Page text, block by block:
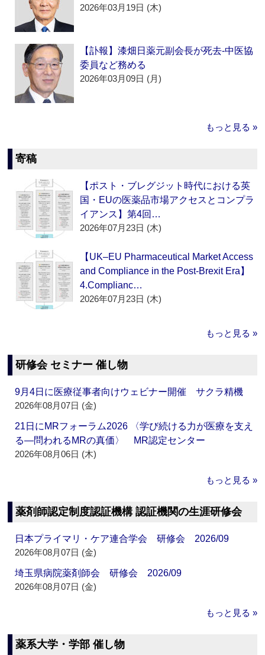
2026年03月19日 (木)
【訃報】漆畑日薬元副会長が死去‐中医協
委員など務める
2026年03月09日 (月)
もっと見る »
寄稿
【ポスト・ブレグジット時代における英
国・EUの医薬品市場アクセスとコンプラ
イアンス】第4回…
2026年07月23日 (木)
【UK–EU Pharmaceutical Market Access
and Compliance in the Post-Brexit Era】
4.Complianc…
2026年07月23日 (木)
もっと見る »
研修会 セミナー 催し物
9月4日に医療従事者向けウェビナー開催 サクラ精機
2026年08月07日 (金)
21日にMRフォーラム2026 〈学び続ける力が医療を支え
る―問われるMRの真価〉 MR認定センター
2026年08月06日 (木)
もっと見る »
薬剤師認定制度認証機構 認証機関の生涯研修会
日本プライマリ・ケア連合学会 研修会 2026/09
2026年08月07日 (金)
埼玉県病院薬剤師会 研修会 2026/09
2026年08月07日 (金)
もっと見る »
薬系大学・学部 催し物